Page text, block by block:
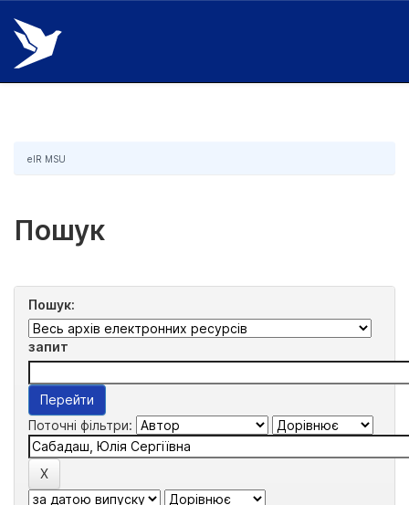
Skip
navigation
eIR MSU
Пошук
Пошук:
запит
Поточні фільтри: